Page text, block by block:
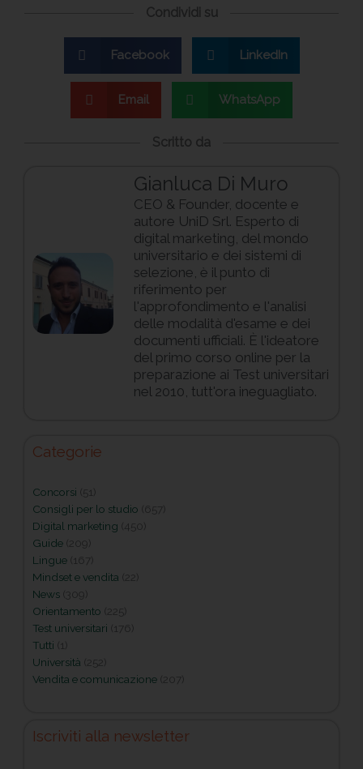
Condividi su
Facebook LinkedIn
Email WhatsApp
Scritto da
Gianluca Di Muro
CEO & Founder, docente e
autore UniD Srl. Esperto di
digital marketing, del mondo
universitario e dei sistemi di
selezione, è il punto di
riferimento per
l'approfondimento e l'analisi
delle modalità d'esame e dei
documenti ufficiali. È l'ideatore
del primo corso online per la
preparazione ai Test universitari
nel 2010, tutt'ora ineguagliato.
Categorie
Concorsi (51)
Consigli per lo studio (657)
Digital marketing (450)
Guide (209)
Lingue (167)
Mindset e vendita (22)
News (309)
Orientamento (225)
Test universitari (176)
Tutti (1)
Università (252)
Vendita e comunicazione (207)
Iscriviti alla newsletter